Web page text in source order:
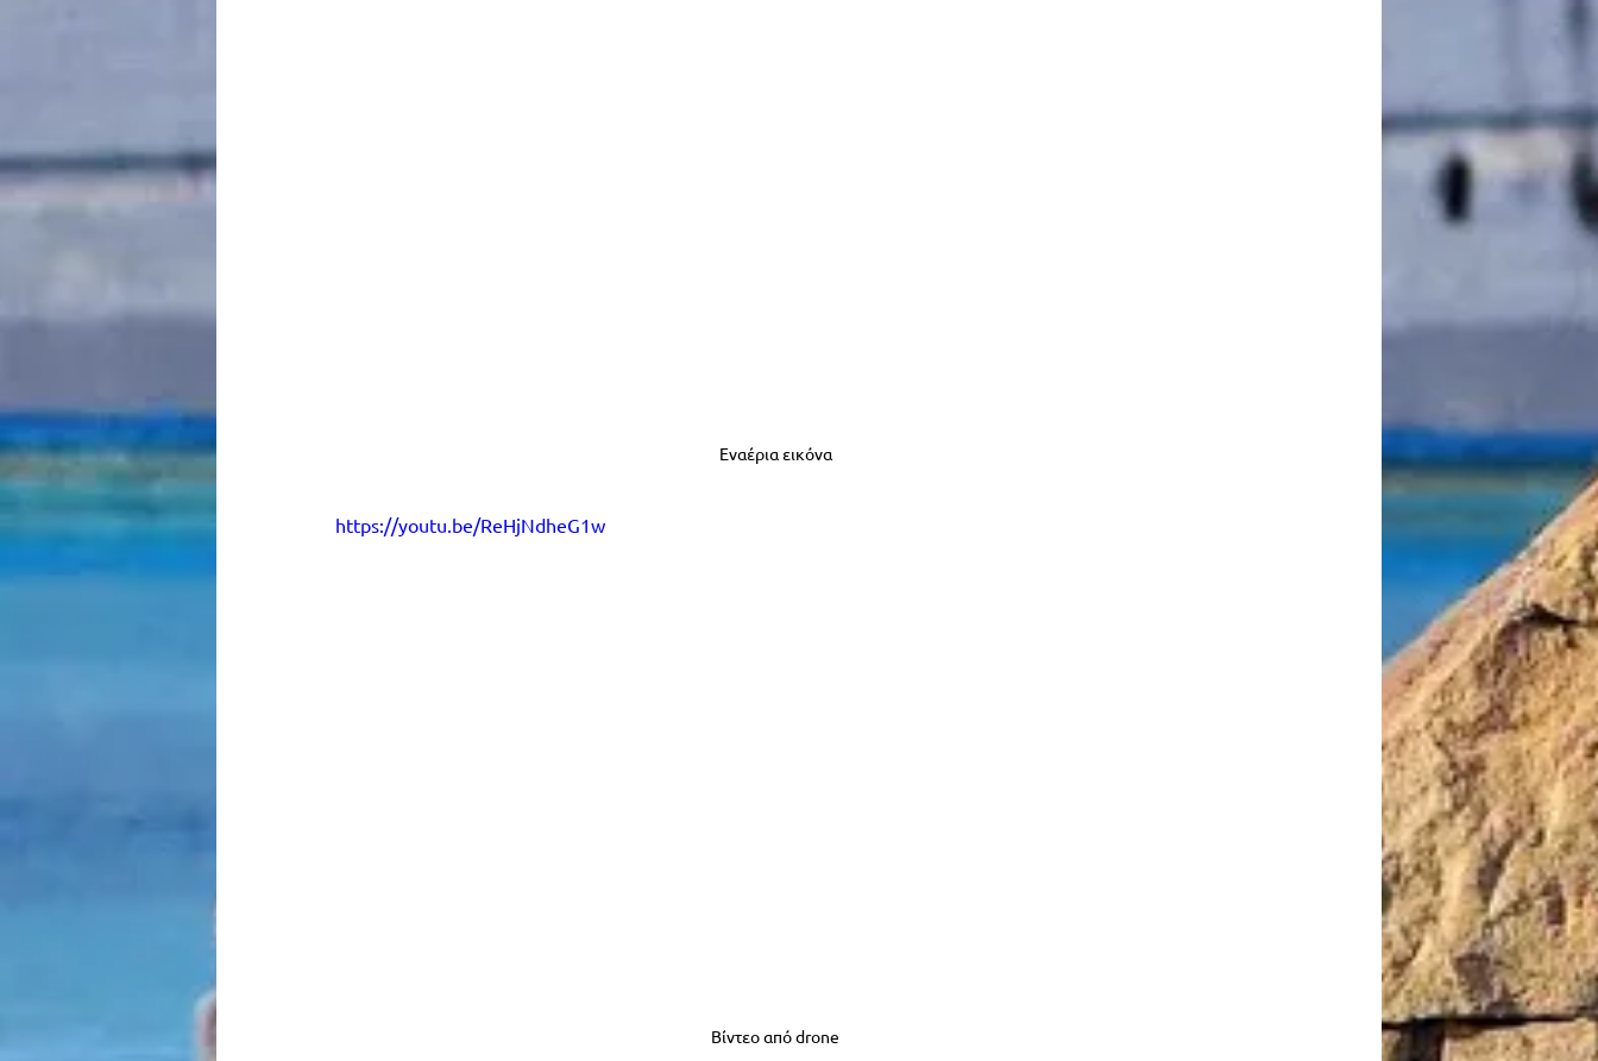
Εναέρια εικόνα
https://youtu.be/ReHjNdheG1w
Βίντεο από drone